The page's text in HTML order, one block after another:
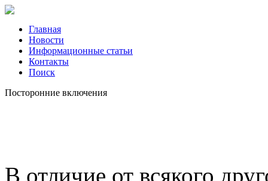
Главная
Новости
Информационные статьи
Контакты
Поиск
Посторонние включения
В отличие от всякого